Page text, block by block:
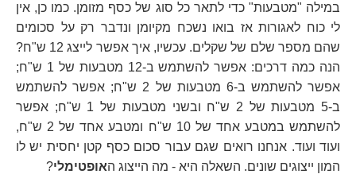
במילה "מטבעות" כדי לתאר כל סוג של כסף מזומן. כמו כן, אין
לי כוח לאגורות אז בואו נשכח מקיומן ונדבר רק על סכומים
שהם מספר שלם של שקלים. עכשיו, איך אפשר לייצג 12 ש"ח?
הנה כמה דרכים: אפשר להשתמש ב-12 מטבעות של 1 ש"ח;
אפשר להשתמש ב-6 מטבעות של 2 ש"ח; אפשר להשתמש
ב-5 מטבעות של 2 ש"ח ובשני מטבעות של 1 ש"ח; אפשר
להשתמש במטבע אחד של 10 ש"ח ומטבע אחד של 2 ש"ח,
ועוד ועוד. אנחנו רואים שגם עבור סכום כסף קטן יחסית יש לו
המון ייצוגים שונים. השאלה היא - מה הייצוג האופטימלי?